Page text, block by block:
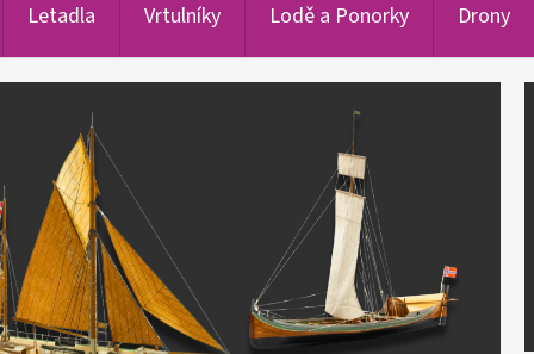
Letadla Vrtulníky Lodě a Ponorky Drony